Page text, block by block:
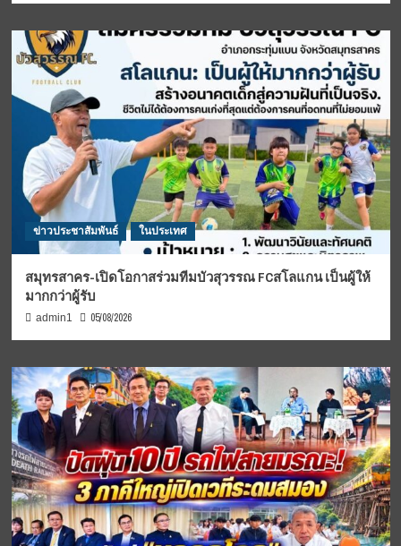
ข่าวประชาสัมพันธ์ ในประเทศ
สมุทรสาคร-เปิดโอกาสร่วมทีมบัวสุวรรณ FCสโลแกน เป็นผู้ให้
มากกว่าผู้รับ
admin1 05/08/2026